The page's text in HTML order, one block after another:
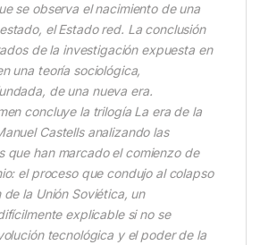
se observa el nacimiento de una
el Estado red. La conclusión
de la investigación expuesta en
una teoría sociológica,
de una nueva era.
concluye la trilogía La era de la
Castells analizando las
que han marcado el comienzo de
el proceso que condujo al colapso
la Unión Soviética, un
explicable si no se
tecnológica y el poder de la